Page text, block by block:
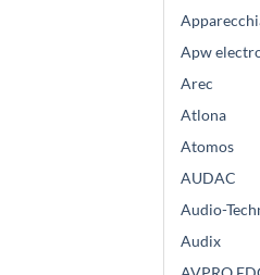
Apw
Arec
Atlona
Atomos
AUDAC
Audio-
Audix